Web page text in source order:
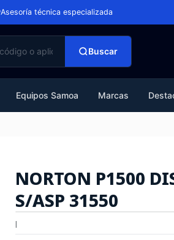
Asesoría técnica especializada
Buscar
Equipos Samoa Marcas
|
NORTON P1500
S/ASP 31550